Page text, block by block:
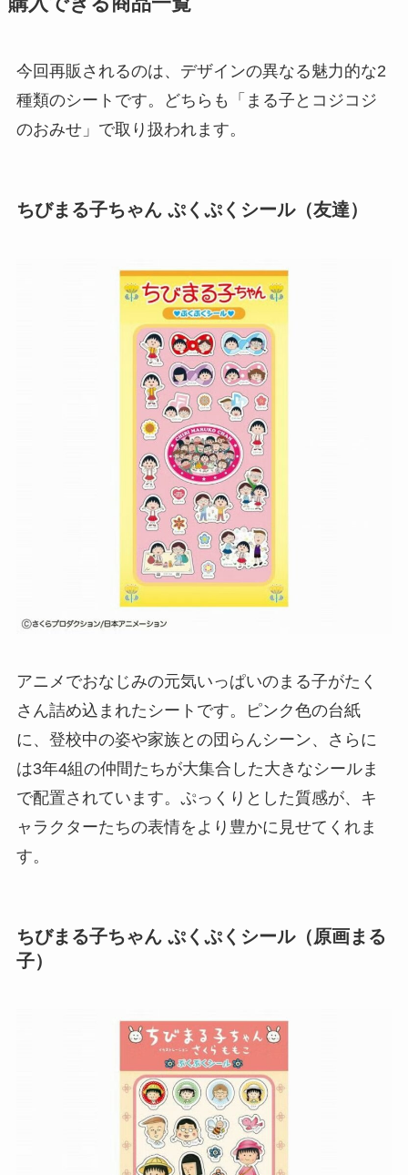
今回再販されるのは、デザインの異なる魅力的な2
種類のシートです。どちらも「まる子とコジコジ
のおみせ」で取り扱われます。
ちびまる子ちゃん ぷくぷくシール（友達）
アニメでおなじみの元気いっぱいのまる子がたく
さん詰め込まれたシートです。ピンク色の台紙
に、登校中の姿や家族との団らんシーン、さらに
は3年4組の仲間たちが大集合した大きなシールま
で配置されています。ぷっくりとした質感が、キ
ャラクターたちの表情をより豊かに見せてくれま
す。
ちびまる子ちゃん ぷくぷくシール（原画まる
子）